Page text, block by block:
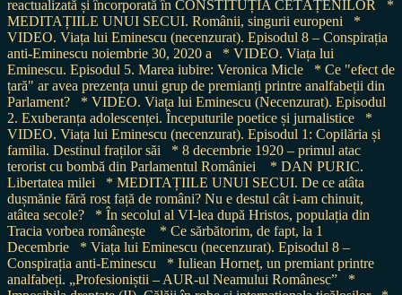
reactualizată și încorporată în CONSTITUȚIA CETĂȚENILOR
*
MEDITAȚIILE UNUI SECUI. Românii, singurii europeni
*
VIDEO. Viața lui Eminescu (necenzurat). Episodul 8 – Conspirația
anti-Eminescu noiembrie 30, 2020 a
* VIDEO. Viața lui
Eminescu. Episodul 5. Marea iubire: Veronica Micle
* Ce "efect de
țară" ar avea prezența unui grup de premianți printre analfabeții din
Parlament?
* VIDEO. Viața lui Eminescu (Necenzurat). Episodul
2. Exuberanța adolescenței. Începuturile poetice și jurnalistice
*
VIDEO. Viața lui Eminescu (necenzurat). Episodul 1: Copilăria și
familia. Destinul fraților săi
* 8 decembrie 1920 – primul atac
terorist cu bombă din Parlamentul României
* DAN PURIC.
Libertatea milei
* MEDITAȚIILE UNUI SECUI. De ce atâta
dușmănie fără rost față de români? Nu e destul cât i-am chinuit,
atâtea secole?
* În secolul al VI-lea după Hristos, populația din
Tracia vorbea românește
* Ce sărbătorim, de fapt, la 1
Decembrie
* Viața lui Eminescu (necenzurat). Episodul 8 –
Conspirația anti-Eminescu
* Iuliean Horneț, un premiant printre
analfabeți. „Profesioniștii – AUR-ul Neamului Românesc”
*